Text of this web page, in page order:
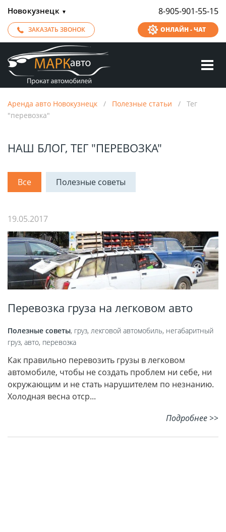
Новокузнецк ▼ 8-905-901-55-15
ЗАКАЗАТЬ ЗВОНОК ОНЛАЙН - ЧАТ
Аренда авто Новокузнецк / Полезные статьи / Тег
"перевозка"
НАШ БЛОГ, ТЕГ "ПЕРЕВОЗКА"
Все Полезные советы
19.05.2017
Перевозка груза на легковом авто
Полезные советы, груз, лекговой автомобиль, негабаритный
груз, авто, перевозка
Как правильно перевозить грузы в легковом
автомобиле, чтобы не создать проблем ни себе, ни
окружающим и не стать нарушителем по незнанию.
Холодная весна отср...
Подробнее >>